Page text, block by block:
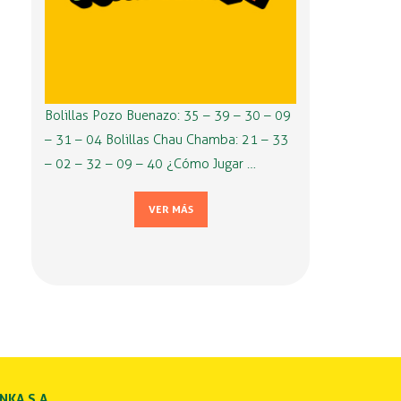
Bolillas Pozo Buenazo: 35 – 39 – 30 – 09
– 31 – 04 Bolillas Chau Chamba: 21 – 33
– 02 – 32 – 09 – 40 ¿Cómo Jugar …
VER MÁS